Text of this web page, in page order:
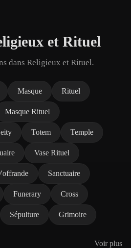
et Rituel
dans Religieux et Rituel.
Masque Rituel
Masque Rituel
Totem Temple
Vase Rituel
Sanctuaire
Funerary Cross
Sépulture Grimoire
Voir plus